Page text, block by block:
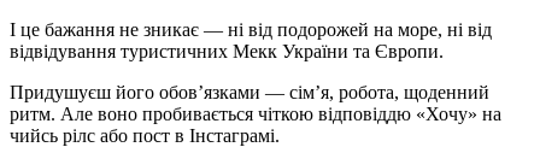
І це бажання не зникає — ні від подорожей на море, ні від
відвідування туристичних Мекк України та Європи.
Придушуєш його обов’язками — сім’я, робота, щоденний
ритм. Але воно пробивається чіткою відповіддю «Хочу» на
чийсь рілс або пост в Інстаграмі.